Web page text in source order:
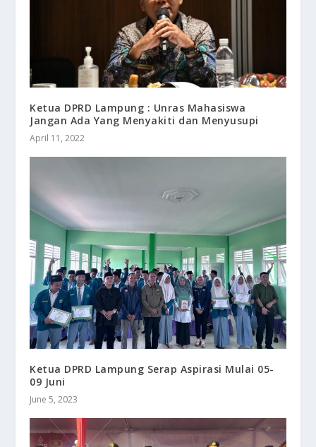
Ketua DPRD Lampung : Unras Mahasiswa
Jangan Ada Yang Menyakiti dan Menyusupi
April 11, 2022
Ketua DPRD Lampung Serap Aspirasi Mulai 05-
09 Juni
June 5, 2023